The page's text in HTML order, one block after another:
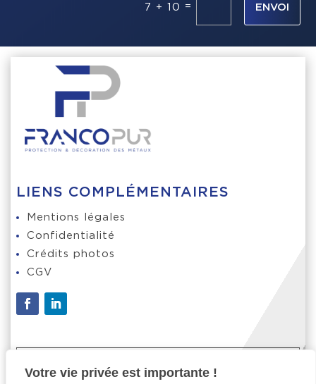
Votre vie privée est importante !
7 + 10 = ENVOI
LIENS COMPLÉMENTAIRES
Mentions légales
Confidentialité
Crédits photos
CGV
